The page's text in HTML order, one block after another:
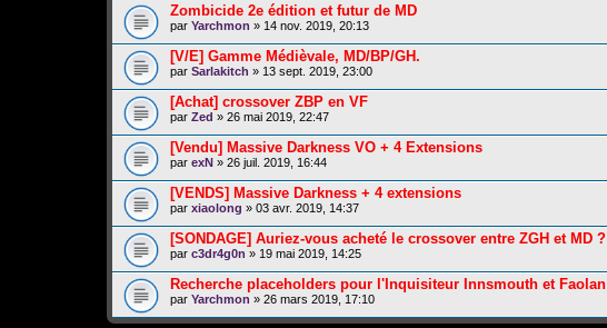
Zombicide 2e édition et futur de MD
par Yarchmon » 14 nov. 2019, 20:13
[V/E] Gamme Médièvale, MD/BP/GH.
par Sarlakitch » 13 sept. 2019, 23:00
[Achat] crossover ZBP en VF
par Zed » 26 mai 2019, 22:47
[Vendu] Massive Darkness VO + 4 Extensions
par exN » 26 juil. 2019, 16:44
[VENDS] Massive Darkness + 4 extensions
par xiaolong » 03 avr. 2019, 14:37
[SONDAGE] Auriez-vous acheté le crossover entre ZGH et MD ?
par c3dr4g0n » 19 mai 2019, 14:25
Recherche placeholders pour l'Inquisiteur Innsmouth et Faolan
par Yarchmon » 26 mars 2019, 17:10